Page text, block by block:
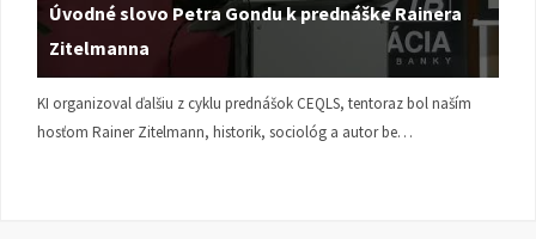
Úvodné slovo Petra Gondu k prednáške Rainera
Zitelmanna
KI organizoval ďalšiu z cyklu prednášok CEQLS, tentoraz bol naším
hosťom Rainer Zitelmann, historik, sociológ a autor be…